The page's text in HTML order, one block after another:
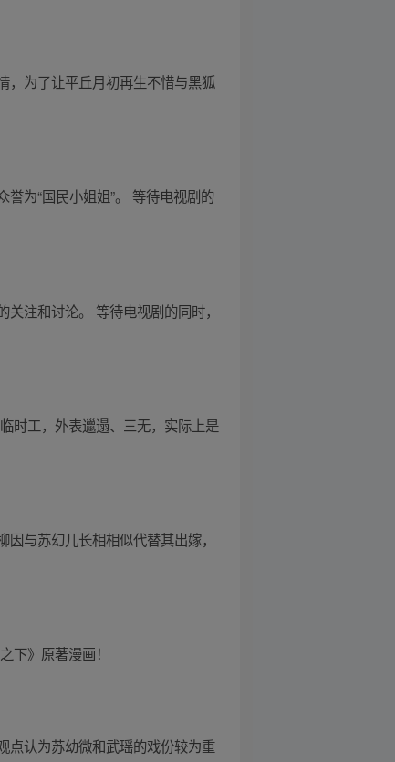
，为了让平丘月初再生不惜与黑狐
为“国民小姐姐”。 等待电视剧的
注和讨论。 等待电视剧的同时，
时工，外表邋遢、三无，实际上是
与苏幻儿长相相似代替其出嫁，
下》原著漫画！
点认为苏幼微和武瑶的戏份较为重